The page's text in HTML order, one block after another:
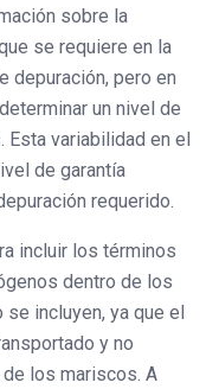
sobre la
se requiere en la
depuración, pero en
un nivel de
variabilidad en el
de garantía
requerido.
incluir los términos
dentro de los
incluyen, ya que el
y no
los mariscos. A